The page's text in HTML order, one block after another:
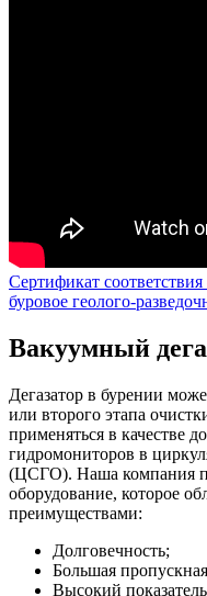
Сертификат
буровое геолого-
Вакуумный
Дегазатор в бурении
или второго этапа
применяться в качестве
гидромониторов в
(ЦСГО). Наша компания
оборудование, которое
преимуществами:
Долговечность;
Большая
Высокий